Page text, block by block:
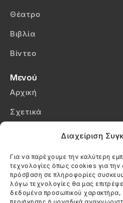
Διαχείριση
Για να παρέχουμε την καλύτερη
τεχνολογίες όπως cookies για την
πρόσβαση σε πληροφορίες
λόγω τεχνολογίες θα μας
δεδομένα προσωπικού
Θέατρο
Βιβλία
Βίντεο
Μενού
Αρχική
Σχετικά
Πολιτική Cookies (ΕΕ)
Στοιχεία Επικοινωνίας